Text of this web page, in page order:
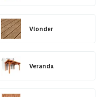
Vlonder
Veranda